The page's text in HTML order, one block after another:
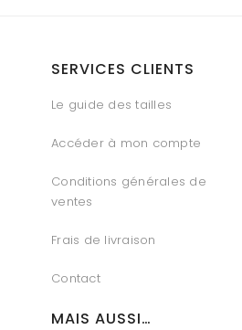
SERVICES CLIENTS
Le guide des tailles
Accéder à mon compte
Conditions générales de
ventes
Frais de livraison
Contact
MAIS AUSSI…